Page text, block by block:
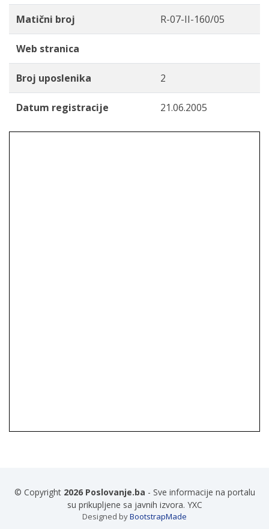
Matični broj R-07-II-160/05
Web stranica
Broj uposlenika 2
Datum registracije 21.06.2005
© Copyright 2026 Poslovanje.ba - Sve informacije na portalu
su prikupljene sa javnih izvora. YXC
Designed byBootstrapMade